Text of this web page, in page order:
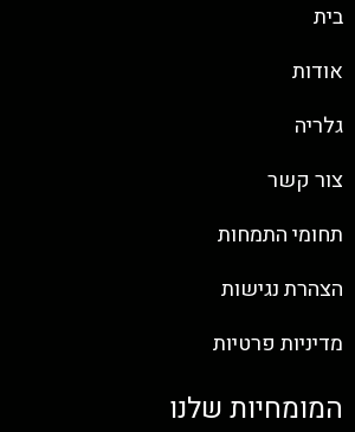
בית
אודות
גלריה
צור קשר
תחומי התמחות
הצהרת נגישות
מדיניות פרטיות
המומחיות שלנו